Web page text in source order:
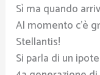
Sì ma quando
Al momento c’è
Stellantis!
Si parla di un